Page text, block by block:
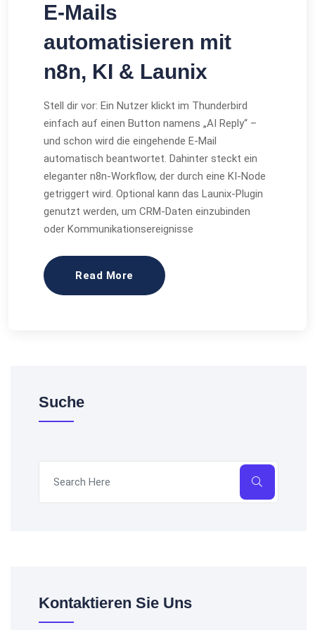
E-Mails
automatisieren mit
n8n, KI & Launix
Stell dir vor: Ein Nutzer klickt im Thunderbird
einfach auf einen Button namens „AI Reply“ –
und schon wird die eingehende E-Mail
automatisch beantwortet. Dahinter steckt ein
eleganter n8n-Workflow, der durch eine KI-Node
getriggert wird. Optional kann das Launix-Plugin
genutzt werden, um CRM-Daten einzubinden
oder Kommunikationsereignisse
Read More
Suche
Kontaktieren Sie Uns